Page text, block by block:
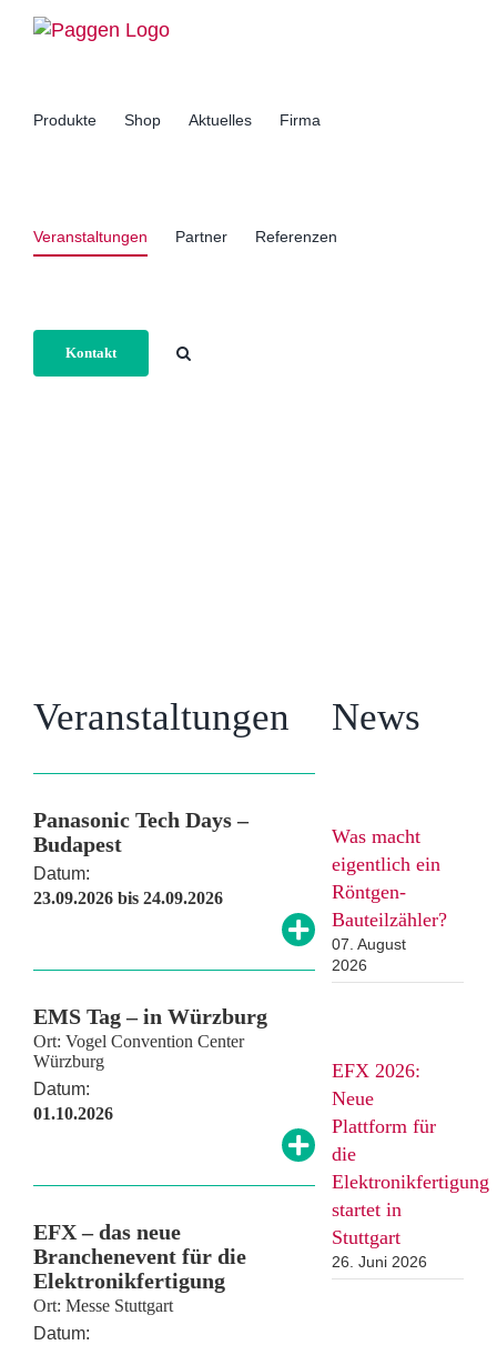
Zum
Inhalt
Produkte Shop Aktuelles Firma
Veranstaltungen Partner Referenzen
Kontakt
Veranstaltungen
Panasonic Tech Days –
Budapest
Datum:
23.09.2026 bis 24.09.2026
EMS Tag – in Würzburg
Ort: Vogel Convention Center
Würzburg
Datum:
01.10.2026
EFX – das neue
Branchenevent für die
Elektronikfertigung
Ort: Messe Stuttgart
Datum:
News
Was macht
eigentlich ein
Röntgen-
Bauteilzähler?
07. August
2026
EFX 2026:
Neue
Plattform für
die
Elektronikfertigung
startet in
Stuttgart
26. Juni 2026